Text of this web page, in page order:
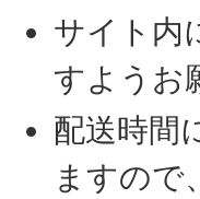
サイト内
すようお
配送時間
ますので